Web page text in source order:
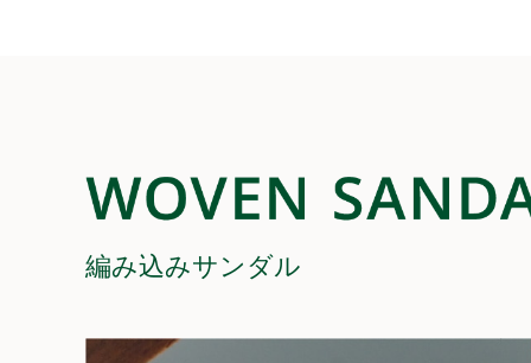
編み込みサンダル